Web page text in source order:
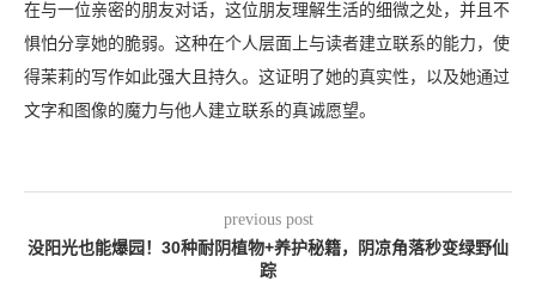
在与一位亲密的朋友对话，这位朋友理解生活的细微之处，并且不
惧怕分享她的脆弱。这种在个人层面上与读者建立联系的能力，使
得茉莉的写作如此强大且持久。这证明了她的真实性，以及她通过
文字和图像的魔力与他人建立联系的真诚愿望。
previous post
没阳光也能爆园！30种耐阴植物+养护秘籍，阴凉角落秒变绿野仙
踪